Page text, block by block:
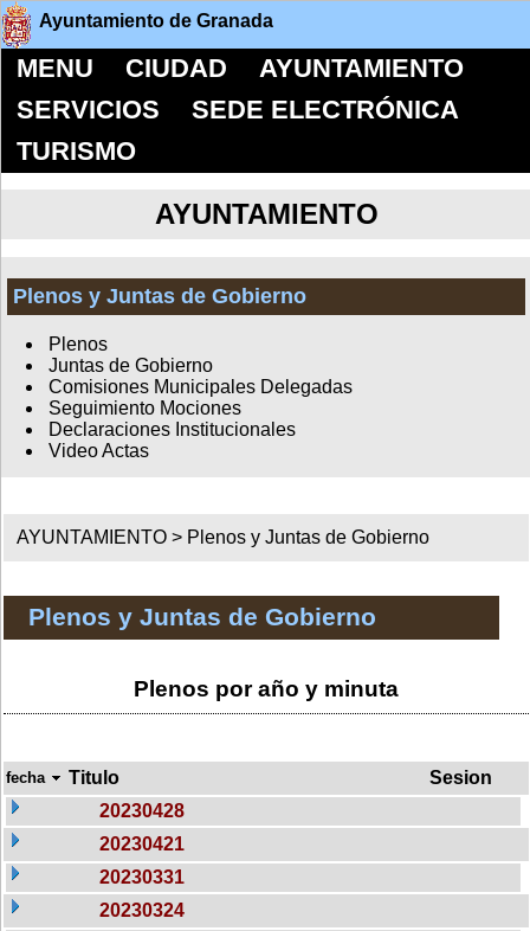
Ayuntamiento de Granada
MENU CIUDAD
AYUNTAMIENTO
SERVICIOS
SEDE ELECTRÓNICA
TURISMO
AYUNTAMIENTO
Plenos y Juntas de Gobierno
Plenos
Juntas de Gobierno
Comisiones Municipales Delegadas
Seguimiento Mociones
Declaraciones Institucionales
Video Actas
AYUNTAMIENTO > Plenos y Juntas de Gobierno
Plenos y Juntas de Gobierno
Plenos por año y minuta
fecha Titulo
Sesion
20230428
20230421
20230331
20230324